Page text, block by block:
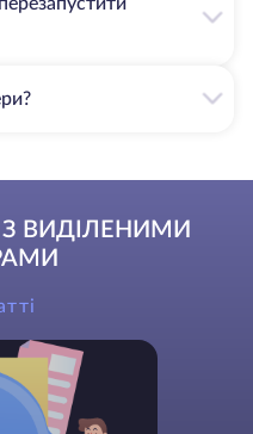
З ВИДІЛЕНИМИ